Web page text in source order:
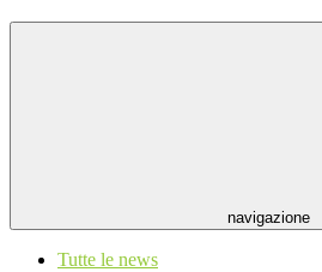
navigazione
Tutte le news